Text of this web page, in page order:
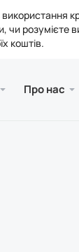
використання
чи розумієте
коштів.
Про нас